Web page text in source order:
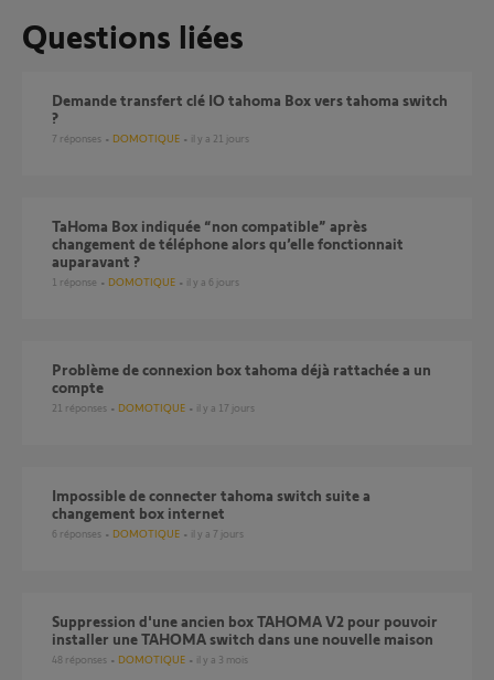
Questions liées
Demande transfert clé IO tahoma Box vers tahoma switch
?
7 réponses DOMOTIQUE il y a 21 jours
TaHoma Box indiquée “non compatible” après
changement de téléphone alors qu’elle fonctionnait
auparavant ?
1 réponse DOMOTIQUE il y a 6 jours
Problème de connexion box tahoma déjà rattachée a un
compte
21 réponses DOMOTIQUE il y a 17 jours
Impossible de connecter tahoma switch suite a
changement box internet
6 réponses DOMOTIQUE il y a 7 jours
Suppression d'une ancien box TAHOMA V2 pour pouvoir
installer une TAHOMA switch dans une nouvelle maison
48 réponses DOMOTIQUE il y a 3 mois